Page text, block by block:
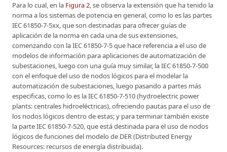
Para lo cual, en la Figura 2, se observa la extensión que ha tenido la
norma a los sistemas de potencia en general, como lo es las partes
IEC 61850-7-5xx, que son destinadas para ofrecer guías de
aplicación de la norma en cada una de sus extensiones,
comenzando con la IEC 61850-7-5 que hace referencia a el uso de
modelos de información para aplicaciones de automatización de
subestaciones, luego con una guía muy similar, la IEC 61850-7-500
con el enfoque del uso de nodos lógicos para el modelar la
automatización de subestaciones, luego pasando a partes más
especificas, como lo es la IEC 61850-7-510 (hydroelectric power
plants: centrales hidroeléctricas), ofreciendo pautas para el uso de
los nodos lógicos dentro de estas; y para terminar también existe
la parte IEC 61850-7-520, que está destinada para el uso de nodos
lógicos de funciones del modelo de DER (Distributed Energy
Resources: recursos de energía distribuida).